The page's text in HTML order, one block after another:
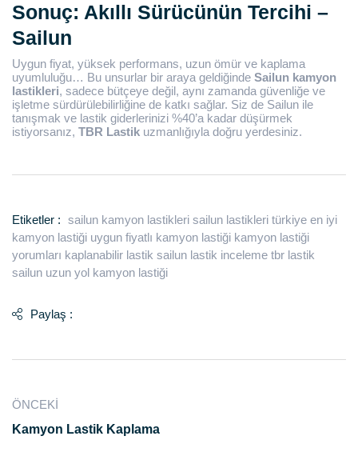
Sonuç: Akıllı Sürücünün Tercihi –
Sailun
Uygun fiyat, yüksek performans, uzun ömür ve kaplama
uyumluluğu… Bu unsurlar bir araya geldiğinde Sailun kamyon
lastikleri, sadece bütçeye değil, aynı zamanda güvenliğe ve
işletme sürdürülebilirliğine de katkı sağlar. Siz de Sailun ile
tanışmak ve lastik giderlerinizi %40’a kadar düşürmek
istiyorsanız, TBR Lastik uzmanlığıyla doğru yerdesiniz.
Etiketler : sailun kamyon lastikleri sailun lastikleri türkiye en iyi
kamyon lastiği uygun fiyatlı kamyon lastiği kamyon lastiği
yorumları kaplanabilir lastik sailun lastik inceleme tbr lastik
sailun uzun yol kamyon lastiği
Paylaş :
ÖNCEKI
Kamyon Lastik Kaplama